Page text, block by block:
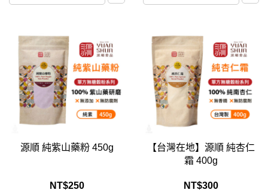
源順 純紫山藥粉 450g
NT$250
【台灣在地】源順 純杏仁
霜 400g
NT$300